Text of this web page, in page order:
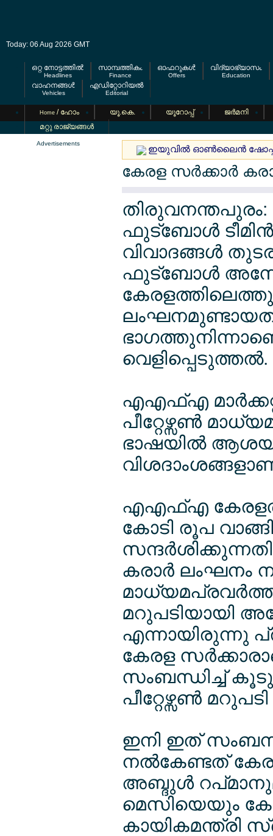
Today: 06 Aug 2026 GMT
ഒറ്റ നോട്ടത്തില്‍
Headlines
സാമ്പത്തികം
Finance
ഓഫറുകള്‍
Offers
വിദ്യാഭ്യാസം
Education
വാഹനങ്ങള്‍
Vehicles
എഡിറ്റോറിയല്‍
Editorial
Home / ഹോം യൂ.കെ. യൂറോപ്പ്
ജര്‍മനി
മറ്റു രാജ്യങ്ങള്‍
Advertisements
ഇയുവില്‍ ഓണ്‍ലൈന്‍
കേരള സര്‍ക്കാര്‍
തിരുവനന്തപുരം:
ഫുട്ബോള്‍
വിവാദങ്ങള്‍
ഫുട്ബോള്‍
ലംഘനമുണ്ടായത്
വെളിപ്പെടുത്തല്‍.
എഎഫ്എ
പീറ്റേഴ്സണ്‍
ഭാഷയില്‍
എഎഫ്എ
കോടി രൂപ
കരാര്‍ ലംഘനം
മറുപടിയായി
എന്നായിരുന്നു
കേരള
സംബന്ധിച്ച്
പീറ്റേഴ്സണ്‍
ഇനി ഇത്
നല്‍കേണ്ടത്
അബ്ദുള്‍
മെസിയെയും
കായികമന്ത്രി